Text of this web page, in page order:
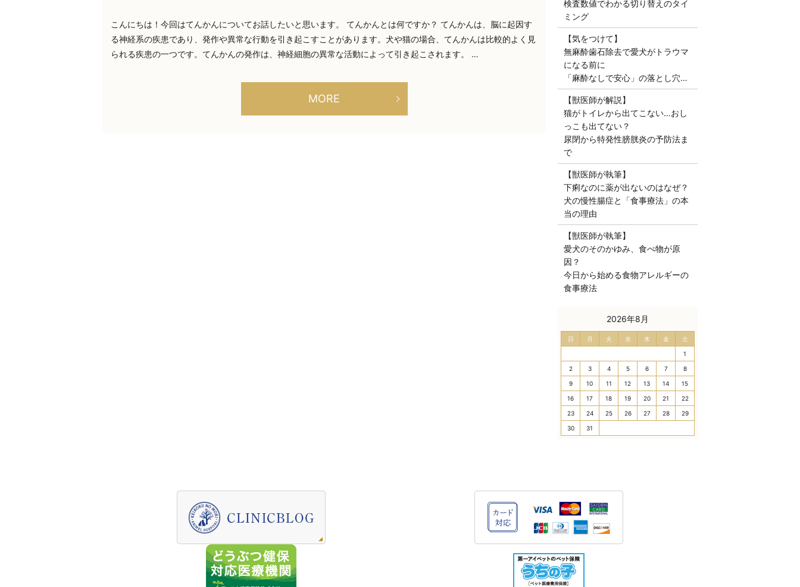
こんにちは！今回はてんかんについてお話したいと思います。 てんかんとは何ですか？ てんかんは、脳に起因す
る神経系の疾患であり、発作や異常な行動を引き起こすことがあります。犬や猫の場合、てんかんは比較的よく見
られる疾患の一つです。てんかんの発作は、神経細胞の異常な活動によって引き起こされます。 …
MORE
検査数値でわかる切り替えのタイ
ミング
【気をつけて】
無麻酔歯石除去で愛犬がトラウマ
になる前に
「麻酔なしで安心」の落とし穴…
【獣医師が解説】
猫がトイレから出てこない…おし
っこも出てない？
尿閉から特発性膀胱炎の予防法ま
で
【獣医師が執筆】
下痢なのに薬が出ないのはなぜ？
犬の慢性腸症と「食事療法」の本
当の理由
【獣医師が執筆】
愛犬のそのかゆみ、食べ物が原
因？
今日から始める食物アレルギーの
食事療法
2026年8月
日 月 火 水 木 金 土
1
2 3 4 5 6 7 8
9 10 11 12 13 14 15
16 17 18 19 20 21 22
23 24 25 26 27 28 29
30 31